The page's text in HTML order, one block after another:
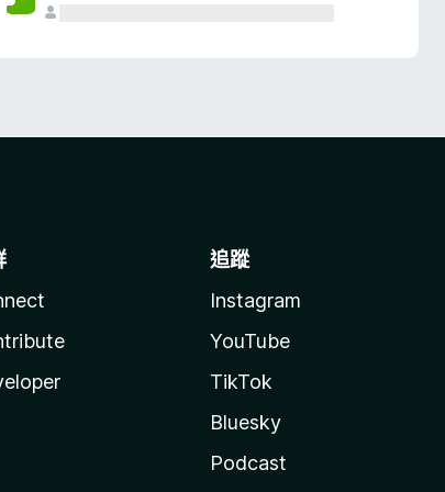
追蹤
Instagram
YouTube
TikTok
Bluesky
Podcast